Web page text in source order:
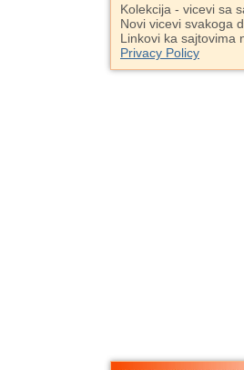
Kolekcija - vicevi sa
Novi vicevi svakoga
Linkovi ka sajtovima
Privacy Policy